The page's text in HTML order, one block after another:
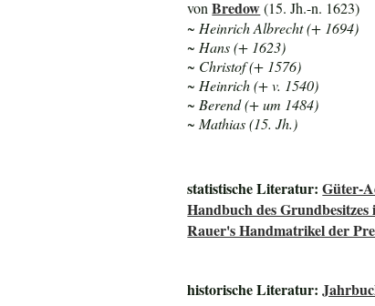
vonBredow(15. Jh.-n. 1623)
~ Heinrich Albrecht (+ 1694)
~ Hans (+ 1623)
~ Christof (+ 1576)
~ Heinrich (+ v. 1540)
~ Berend (+ um 1484)
~ Mathias (15. Jh.)
statistische Literatur:Güter-
Handbuch des Grundbesitzes
Rauer's Handmatrikel der
historische Literatur: